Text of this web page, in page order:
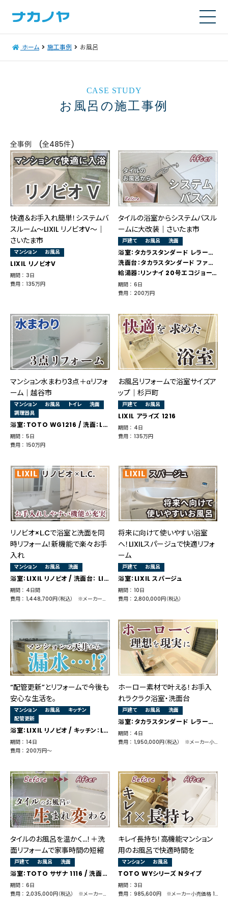
ホーム 施工事例 お風呂
CASE STUDY
お風呂の施工事例
全事例 (全485件)
快適＆お手入れ簡単！システムバ
スルーム～LIXIL リノビオV～｜
さいたま市
マンション お風呂
LIXIL リノビオV
期間 ： 3日
費用 ： 135万円
タイルの浴室からシステムバスル
ームに大改装｜さいたま市
戸建て お風呂 洗面
浴室：タカラスタンダード レラージュ
洗面台：タカラスタンダード ファミーユ
給湯器：リンナイ 20号エコジョーズ
期間 ： 6日
費用 ： 200万円
マンション水まわり3点＋αリフォ
ーム｜越谷市
マンション お風呂 トイレ
洗面
調理器具
浴室：TOTO WG1216 / 洗面：LIXIL オフト / トイレ：TOTO ピュアレストMR
期間 ： 5日
費用 ： 150万円
お風呂リフォームで浴室サイズア
ップ｜杉戸町
戸建て お風呂
LIXIL アライズ 1216
期間 ： 4日
費用 ： 135万円
リノビオ×L.Cで浴室と洗面を同
時リフォーム！新機能で楽々お手
入れ
マンション お風呂 洗面
浴室：LIXIL リノビオ / 洗面台： LIXIL L.C.（エルシィ）
期間 ： 4日間
費用 ： 1,448,700円（税込） ※メーカー小売価格 1,640,980円（浴室：1,251,580円＋洗面：389,400円）
将来に向けて使いやすい浴室
へ！LIXILスパージュで快適リフォ
ーム
戸建て お風呂
浴室：LIXIL スパージュ
期間 ： 10日
費用 ： 2,800,000円（税込）
“配管更新”とリフォームで今後も
安心な生活を。
マンション お風呂
キッチン
配管更新
浴室：LIXIL リノビオ / キッチン：LIXIL シエラ
期間 ： 14日
費用 ： 200万円～
ホーロー素材で叶える！お手入
れラクラク浴室・洗面台
戸建て お風呂 洗面
浴室：タカラスタンダード レラージュ 洗面：タカラスタンダード エリーナ
期間 ： 4日
費用 ： 1,950,000円（税込） ※メーカー小売価格 1,376,650円（浴室：1,016,400円＋洗面：360,030円）
タイルのお風呂を温かく…！＋洗
面リフォームで家事時間の短縮
戸建て お風呂 洗面
浴室：TOTO サザナ 1116 / 洗面：TOTO サクア
期間 ： 6日
費用 ： 2,035,000円（税込） ※メーカー小売価格 1,700,930円（浴室：1,206,040円＋洗面：307,450円＋その他窓等：187,440円）
キレイ長持ち！高機能マンション
用のお風呂で快適時間を
マンション お風呂
TOTO WYシリーズ Nタイプ
期間 ： 3日
費用 ： 985,600円 ※メーカー小売価格 1,114,685円